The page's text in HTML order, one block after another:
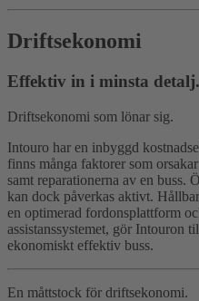
Driftsekonomi
Effektiv in i minsta detalj.
Driftsekonomi som lönar sig.
Intouro har en inbyggd
finns många faktorer som
samt reparationerna av en buss.
kan dock påverkas aktivt.
en optimerad fordonsplattform
assistanssystemet, gör Intouron
ekonomiskt effektiv buss.
En måttstock för driftsekonomi.